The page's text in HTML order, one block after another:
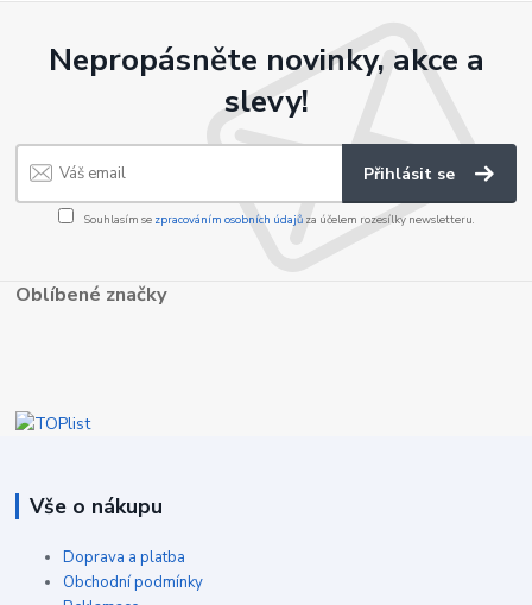
Nepropásněte novinky, akce a
slevy!
Přihlásit se
Souhlasím se zpracováním osobních údajůza účelem rozesílky newsletteru.
Oblíbené značky
Vše o nákupu
Doprava a platba
Obchodní podmínky